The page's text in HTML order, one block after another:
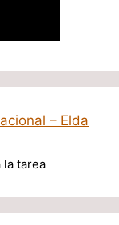
– Elda
la tarea